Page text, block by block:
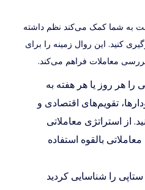
به شما کمک می‌کند نظم داشته
کنید. این روال زمینه را برای
معاملات فراهم می‌کند.
هر روز یا هر هفته به
تقویم‌های اقتصادی و
از استراتژی معاملاتی
بالقوه استفاده
را شناسایی کردید